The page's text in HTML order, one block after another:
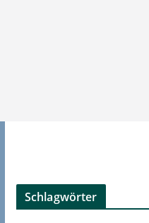
Schlagwörter